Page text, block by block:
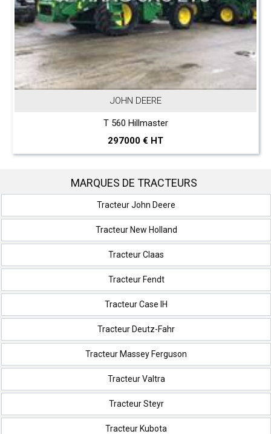
JOHN DEERE
T 560 Hillmaster
297000 € HT
MARQUES DE TRACTEURS
Tracteur John Deere
Tracteur New Holland
Tracteur Claas
Tracteur Fendt
Tracteur Case IH
Tracteur Deutz-Fahr
Tracteur Massey Ferguson
Tracteur Valtra
Tracteur Steyr
Tracteur Kubota